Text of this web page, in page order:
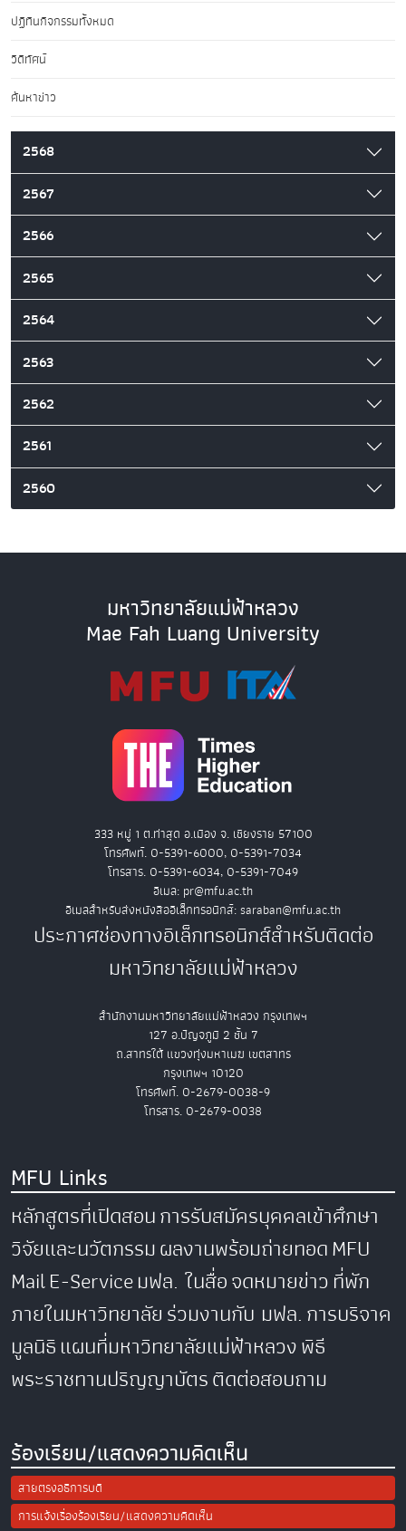
ปฏิทินกิจกรรมทั้งหมด
วิดีทัศน์
ค้นหาข่าว
2568
2567
2566
2565
2564
2563
2562
2561
2560
มหาวิทยาลัยแม่ฟ้าหลวง
Mae Fah Luang University
333 หมู่ 1 ต.ท่าสุด อ.เมือง จ. เชียงราย 57100
โทรศัพท์. 0-5391-6000, 0-5391-7034
โทรสาร. 0-5391-6034, 0-5391-7049
อีเมล: pr@mfu.ac.th
อีเมลสำหรับส่งหนังสืออิเล็กทรอนิกส์: saraban@mfu.ac.th
ประกาศช่องทางอิเล็กทรอนิกส์สำหรับติดต่อ
มหาวิทยาลัยแม่ฟ้าหลวง
สำนักงานมหาวิทยาลัยแม่ฟ้าหลวง กรุงเทพฯ
127 อ.ปัญจภูมิ 2 ชั้น 7
ถ.สาทรใต้ แขวงทุ่งมหาเมฆ เขตสาทร
กรุงเทพฯ 10120
โทรศัพท์. 0-2679-0038-9
โทรสาร. 0-2679-0038
MFU Links
หลักสูตรที่เปิดสอนการรับสมัครบุคคลเข้าศึกษา
วิจัยและนวัตกรรมผลงานพร้อมถ่ายทอดMFU
MailE-Serviceมฟล. ในสื่อจดหมายข่าวที่พัก
ภายในมหาวิทยาลัยร่วมงานกับ มฟล.การบริจาค
มูลนิธิแผนที่มหาวิทยาลัยแม่ฟ้าหลวงพิธี
พระราชทานปริญญาบัตรติดต่อสอบถาม
ร้องเรียน/แสดงความคิดเห็น
สายตรงอธิการบดี
การแจ้งเรื่องร้องเรียน/แสดงความคิดเห็น